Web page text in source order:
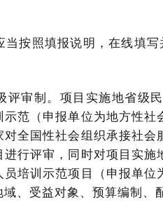
当按照填报说明，在线填
评审制。项目实施地省级
范（申报单位为地方性
全国性社会组织承接社
行评审，同时对项目实
培训示范项目（申报单
、受益对象、预算编制、